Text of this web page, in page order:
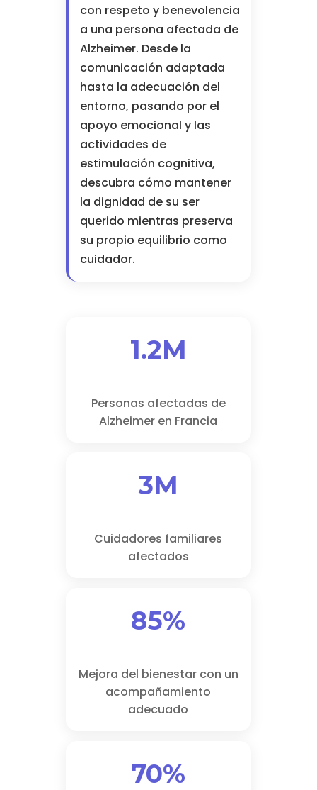
con respeto y benevolencia
a una persona afectada de
Alzheimer. Desde la
comunicación adaptada
hasta la adecuación del
entorno, pasando por el
apoyo emocional y las
actividades de
estimulación cognitiva,
descubra cómo mantener
la dignidad de su ser
querido mientras preserva
su propio equilibrio como
cuidador.
1.2M
Personas afectadas de
Alzheimer en Francia
3M
Cuidadores familiares
afectados
85%
Mejora del bienestar con un
acompañamiento
adecuado
70%